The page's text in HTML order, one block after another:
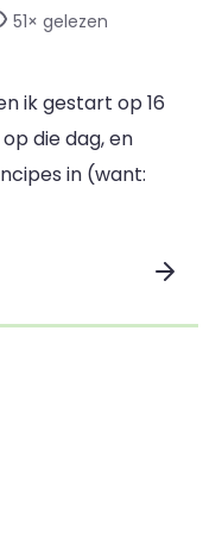
51× gelezen
ik gestart op 16
die dag, en
in (want: